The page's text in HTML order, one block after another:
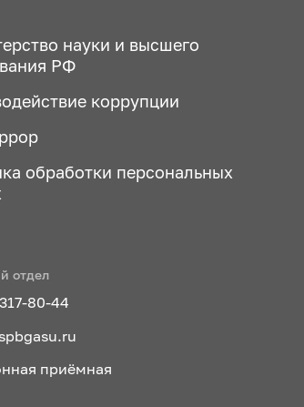
науки и высшего
РФ
коррупции
обработки персональных
отдел
80-44
приёмная